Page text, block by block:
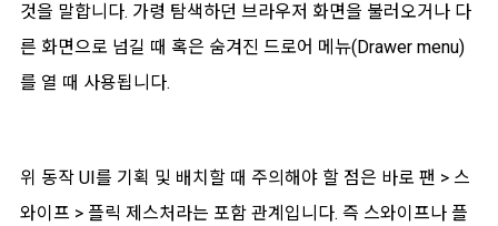
것을 말합니다. 가령 탐색하던 브라우저 화면을 불러오거나 다
른 화면으로 넘길 때 혹은 숨겨진 드로어 메뉴(Drawer menu)
를 열 때 사용됩니다.
위 동작 UI를 기획 및 배치할 때 주의해야 할 점은 바로 팬 > 스
와이프 > 플릭 제스처라는 포함 관계입니다. 즉 스와이프나 플